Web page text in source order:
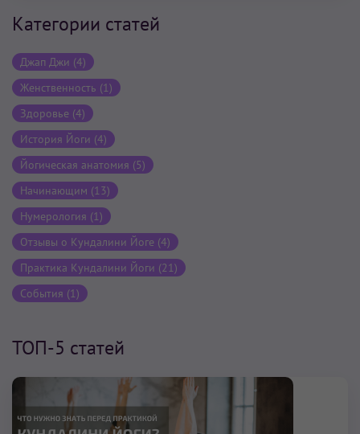
Категории статей
Джап Джи (4)
Женственность (1)
Здоровье (4)
История Йоги (4)
Йогическая анатомия (5)
Начинающим (13)
Нумерология (1)
Отзывы о Кундалини Йоге (4)
Практика Кундалини Йоги (21)
События (1)
ТОП-5 статей